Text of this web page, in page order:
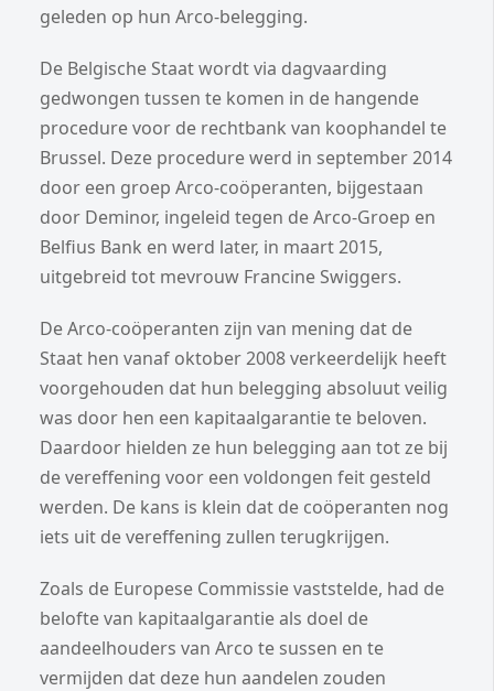
geleden op hun Arco-belegging.
De Belgische Staat wordt via dagvaarding
gedwongen tussen te komen in de hangende
procedure voor de rechtbank van koophandel te
Brussel. Deze procedure werd in september 2014
door een groep Arco-coöperanten, bijgestaan
door Deminor, ingeleid tegen de Arco-Groep en
Belfius Bank en werd later, in maart 2015,
uitgebreid tot mevrouw Francine Swiggers.
De Arco-coöperanten zijn van mening dat de
Staat hen vanaf oktober 2008 verkeerdelijk heeft
voorgehouden dat hun belegging absoluut veilig
was door hen een kapitaalgarantie te beloven.
Daardoor hielden ze hun belegging aan tot ze bij
de vereffening voor een voldongen feit gesteld
werden. De kans is klein dat de coöperanten nog
iets uit de vereffening zullen terugkrijgen.
Zoals de Europese Commissie vaststelde, had de
belofte van kapitaalgarantie als doel de
aandeelhouders van Arco te sussen en te
vermijden dat deze hun aandelen zouden